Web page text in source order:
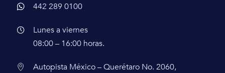
442 289 0100
Lunes a viernes
08:00 – 16:00 horas.
Autopista México – Querétaro No. 2060,